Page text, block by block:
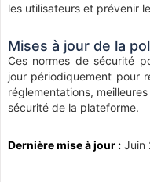
les utilisateurs et prévenir
Mises à jour de la
Ces normes de sécurité
jour périodiquement pour
réglementations,
sécurité de la plateforme.
Dernière mise à jour : Juin